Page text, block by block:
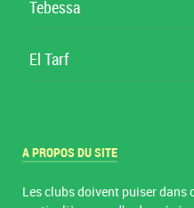
Tebessa
El Tarf
A PROPOS DU SITE
Les clubs doivent puiser dans